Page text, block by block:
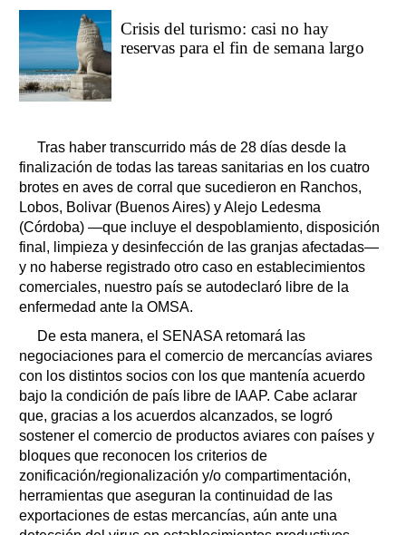
Crisis del turismo: casi no hay
reservas para el fin de semana largo
Tras haber transcurrido más de 28 días desde la
finalización de todas las tareas sanitarias en los cuatro
brotes en aves de corral que sucedieron en Ranchos,
Lobos, Bolivar (Buenos Aires) y Alejo Ledesma
(Córdoba) —que incluye el despoblamiento, disposición
final, limpieza y desinfección de las granjas afectadas—
y no haberse registrado otro caso en establecimientos
comerciales, nuestro país se autodeclaró libre de la
enfermedad ante la OMSA.
De esta manera, el SENASA retomará las
negociaciones para el comercio de mercancías aviares
con los distintos socios con los que mantenía acuerdo
bajo la condición de país libre de IAAP. Cabe aclarar
que, gracias a los acuerdos alcanzados, se logró
sostener el comercio de productos aviares con países y
bloques que reconocen los criterios de
zonificación/regionalización y/o compartimentación,
herramientas que aseguran la continuidad de las
exportaciones de estas mercancías, aún ante una